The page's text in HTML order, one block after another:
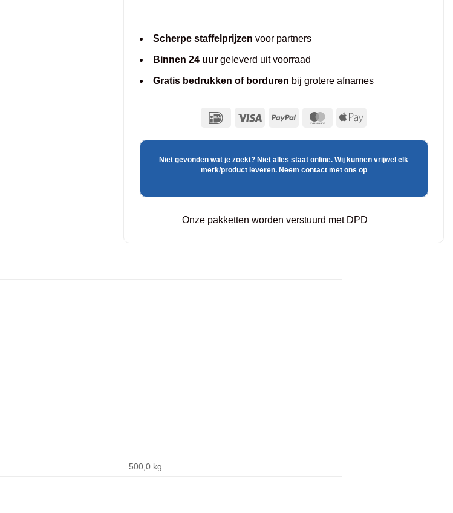
Scherpe staffelprijzen voor partners
Binnen 24 uurgeleverd uit voorraad
Gratis bedrukken of borduren bij grotere afnames
Niet gevonden wat je zoekt? Niet alles staat online. Wij kunnen vrijwel elk
merk/product leveren. Neem contact met ons op
Onze pakketten worden verstuurd met DPD
500,0 kg